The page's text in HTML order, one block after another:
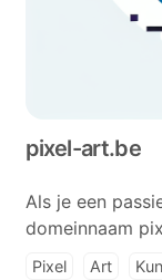
pixel-art.be
Als je een
domeinnaam
Pixel Art